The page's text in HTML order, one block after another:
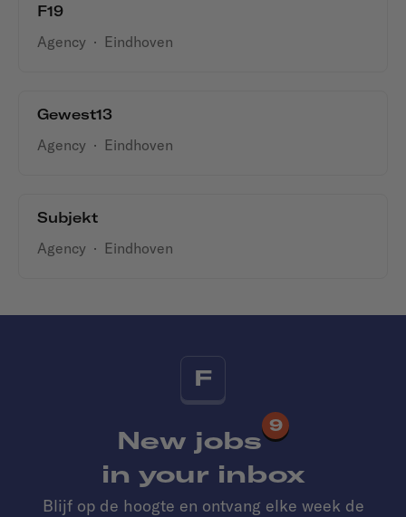
F19
Agency · Eindhoven
Gewest13
Agency · Eindhoven
Subjekt
Agency · Eindhoven
F
New jobs
9
in your inbox
Blijf op de hoogte en ontvang elke week de